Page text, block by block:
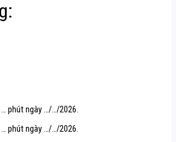
phút ngày …/…/2026.
phút ngày …/…/2026.